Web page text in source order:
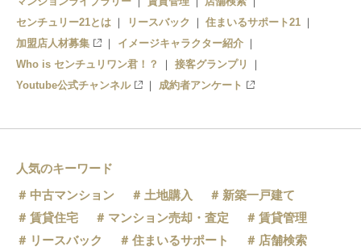
センチュリー21とは
リースバック
住まいるサポート21
加盟店人材募集
イメージキャラクター紹介
Who is センチュリワン君！？
接客グランプリ
Youtube公式チャンネル
成約者アンケート
人気のキーワード
中古マンション
土地購入
新築一戸建て
賃貸住宅
マンション売却・査定
賃貸管理
リースバック
住まいるサポート
店舗検索